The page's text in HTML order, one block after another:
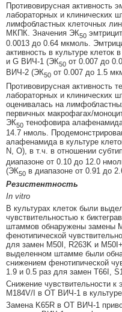
Противовирусная активность
лабораторных и клинических
лимфобластных клеточных
МКПК. Значения ЭК50
0.0013 до 0.64 мкмоль.
активность в культуре
и G ВИЧ-1 (ЭК50 от 0.007 до
ВИЧ-2 (ЭК50 от 0.007 до 1.5
Противовирусная активность
лабораторных и клинических
оценивалась на
первичных макрофагах/
ЭК50 тенофовира
14.7 нмоль.
алафенамида в культуре
N, O), в т.ч. в отношении
диапазоне от 0.10 до 12.0
(ЭК50 в диапазоне от 0.91 до
Резистентность
In vitro
В культурах клеток были
чувствительностью к
штаммов обнаружены замены
фенотипической
для замен M50I, R263K и
выделенном штамме были
снижением фенотипической
1.9 и 0.5 раз для замен T66I,
Снижение чувствительности к
M184V/I в ОТ ВИЧ-1 в культуре
Замена K65R в ОТ ВИЧ-1